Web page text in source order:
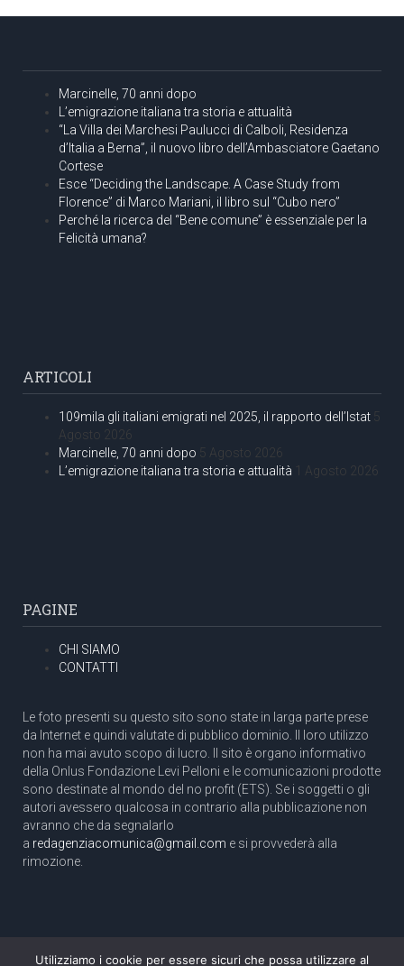
Marcinelle, 70 anni dopo
L’emigrazione italiana tra storia e attualità
“La Villa dei Marchesi Paulucci di Calboli, Residenza
d’Italia a Berna”, il nuovo libro dell’Ambasciatore Gaetano
Cortese
Esce “Deciding the Landscape. A Case Study from
Florence” di Marco Mariani, il libro sul “Cubo nero”
Perché la ricerca del “Bene comune” è essenziale per la
Felicità umana?
ARTICOLI
109mila gli italiani emigrati nel 2025, il rapporto dell’Istat 5
Agosto 2026
Marcinelle, 70 anni dopo 5 Agosto 2026
L’emigrazione italiana tra storia e attualità 1 Agosto 2026
PAGINE
CHI SIAMO
CONTATTI
Le foto presenti su questo sito sono state in larga parte prese
da Internet e quindi valutate di pubblico dominio. Il loro utilizzo
non ha mai avuto scopo di lucro. Il sito è organo informativo
della Onlus Fondazione Levi Pelloni e le comunicazioni prodotte
sono destinate al mondo del no profit (ETS). Se i soggetti o gli
autori avessero qualcosa in contrario alla pubblicazione non
avranno che da segnalarlo
a redagenziacomunica@gmail.com e si provvederà alla
rimozione.
Copyright 2003 com.unica - Tutti i diritti riservati
Utilizziamo i cookie per essere sicuri che possa utilizzare al